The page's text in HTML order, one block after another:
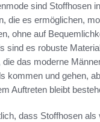
sind Stoffhosen
die es ermöglichen,
ohne auf
sind es robuste
das moderne
kommen und gehen,
Auftreten bleibt
dass Stoffhosen als